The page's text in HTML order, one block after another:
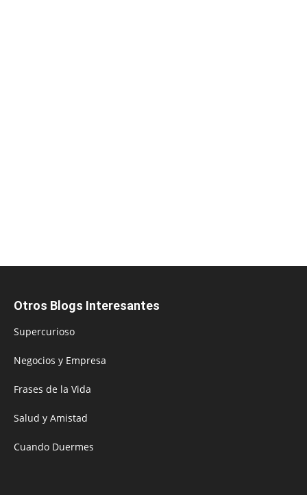
Otros Blogs Interesantes
Supercurioso
Negocios y Empresa
Frases de la Vida
Salud y Amistad
Cuando Duermes